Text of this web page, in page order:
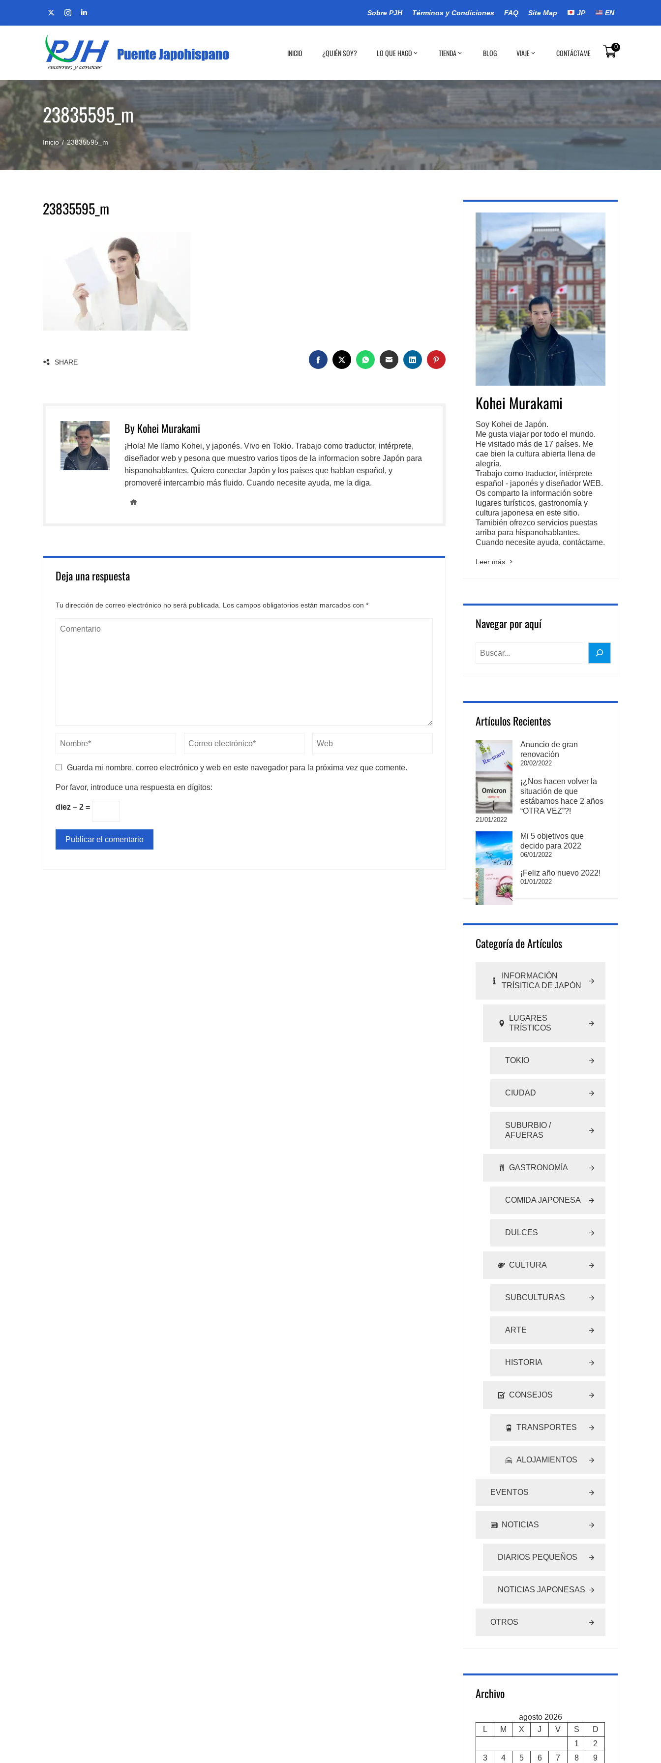
Sobre PJH Términos y Condiciones FAQ Site Map JP EN
INICIO ¿QUIÉN SOY? LO QUE HAGO TIENDA BLOG VIAJE CONTÁCTAME
0
23835595_m
Inicio 23835595_m
23835595_m
SHARE FACEBOOKTWITTERWHATSAPP
EMAIL LINKEDINPINTEREST
By Kohei Murakami
¡Hola! Me llamo Kohei, y japonés. Vivo en Tokio. Trabajo como traductor, intérprete,
diseñador web y pesona que muestro varios tipos de la informacion sobre Japón para
hispanohablantes. Quiero conectar Japón y los países que hablan español, y
promoveré intercambio más fluido. Cuando necesite ayuda, me la diga.
Deja una respuesta
Tu dirección de correo electrónico no será publicada. Los campos obligatorios están marcados con *
Guarda mi nombre, correo electrónico y web en este navegador para la próxima vez que comente.
Por favor, introduce una respuesta en dígitos:
diez − 2 =
Kohei Murakami
Soy Kohei de Japón.
Me gusta viajar por todo el mundo.
He visitado más de 17 países. Me
cae bien la cultura abierta llena de
alegría.
Trabajo como traductor, intérprete
español - japonés y diseñador WEB.
Os comparto la información sobre
lugares turísticos, gastronomía y
cultura japonesa en este sitio.
Tamibién ofrezco servicios puestas
arriba para hispanohablantes.
Cuando necesite ayuda, contáctame.
Leer más
Navegar por aquí
Artículos Recientes
Anuncio de gran
renovación
20/02/2022
¡¿Nos hacen volver la
situación de que
estábamos hace 2 años
“OTRA VEZ”?!
21/01/2022
Mi 5 objetivos que
decido para 2022
06/01/2022
¡Feliz año nuevo 2022!
01/01/2022
Categoría de Artículos
INFORMACIÓN
TRÍSITICA DE JAPÓN
LUGARES
TRÍSTICOS
TOKIO
CIUDAD
SUBURBIO /
AFUERAS
GASTRONOMÍA
COMIDA JAPONESA
DULCES
CULTURA
SUBCULTURAS
ARTE
HISTORIA
CONSEJOS
TRANSPORTES
ALOJAMIENTOS
EVENTOS
NOTICIAS
DIARIOS PEQUEÑOS
NOTICIAS JAPONESAS
OTROS
Archivo
agosto 2026
L
M X J V S
D
1
2
3
4 5 6 7 8 9